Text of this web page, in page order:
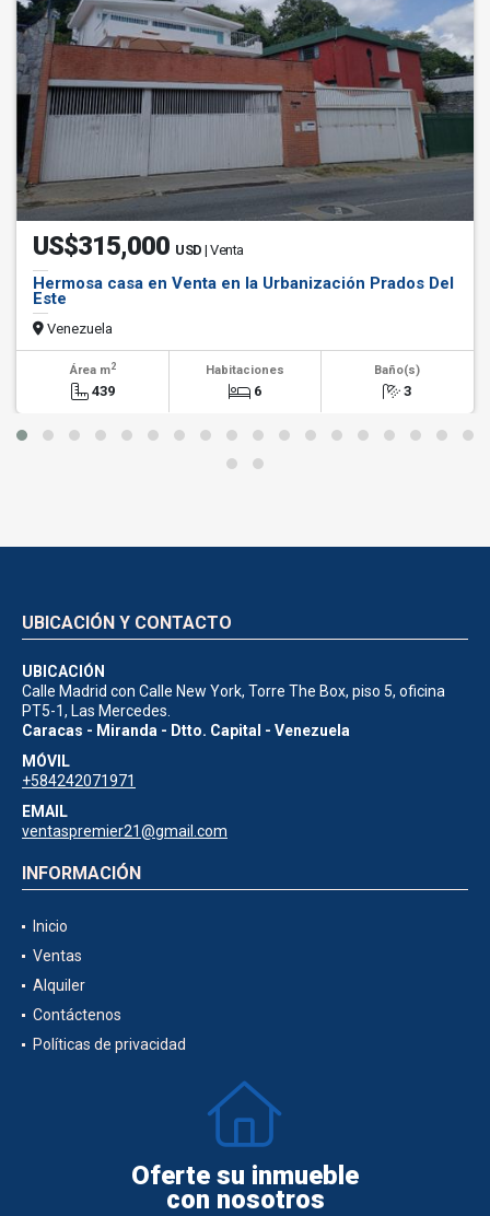
US$315,000 USD | Venta
Hermosa casa en Venta en la Urbanización Prados Del
Este
Venezuela
Área m2
439
Habitaciones
6
Baño(s)
3
UBICACIÓN Y CONTACTO
UBICACIÓN
Calle Madrid con Calle New York, Torre The Box, piso 5, oficina
PT5-1, Las Mercedes.
Caracas - Miranda - Dtto. Capital - Venezuela
MÓVIL
+584242071971
EMAIL
ventaspremier21@gmail.com
INFORMACIÓN
Inicio
Ventas
Alquiler
Contáctenos
Políticas de privacidad
Oferte su inmueble
con nosotros